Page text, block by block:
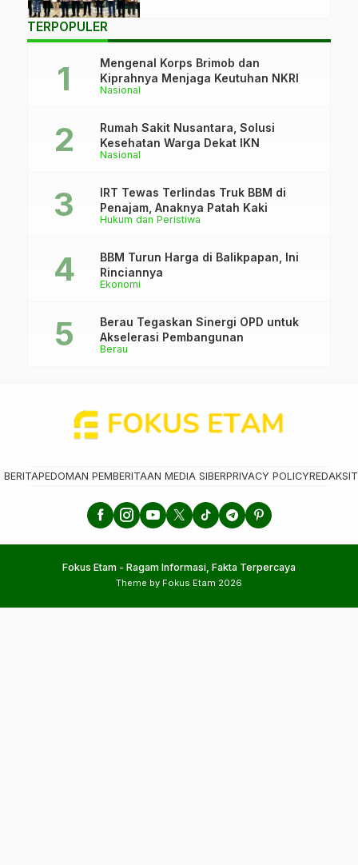
TERPOPULER
Nasional
Mengenal Korps Brimob dan
Kiprahnya Menjaga Keutuhan NKRI
Nasional
Rumah Sakit Nusantara, Solusi
Kesehatan Warga Dekat IKN
Hukum dan Peristiwa
IRT Tewas Terlindas Truk BBM di
Penajam, Anaknya Patah Kaki
Ekonomi
BBM Turun Harga di Balikpapan, Ini
Rinciannya
Berau
Berau Tegaskan Sinergi OPD untuk
Akselerasi Pembangunan
BERITAPEDOMAN PEMBERITAAN MEDIA SIBERPRIVACY POLICYREDAKSI
Fokus Etam - Ragam Informasi, Fakta Terpercaya
Theme by Fokus Etam 2026